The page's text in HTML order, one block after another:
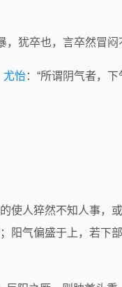
，犹卒也，言卒然冒
尤怡：“所谓阴气者，
使人猝然不知人事，
阳气偏盛于上，若下